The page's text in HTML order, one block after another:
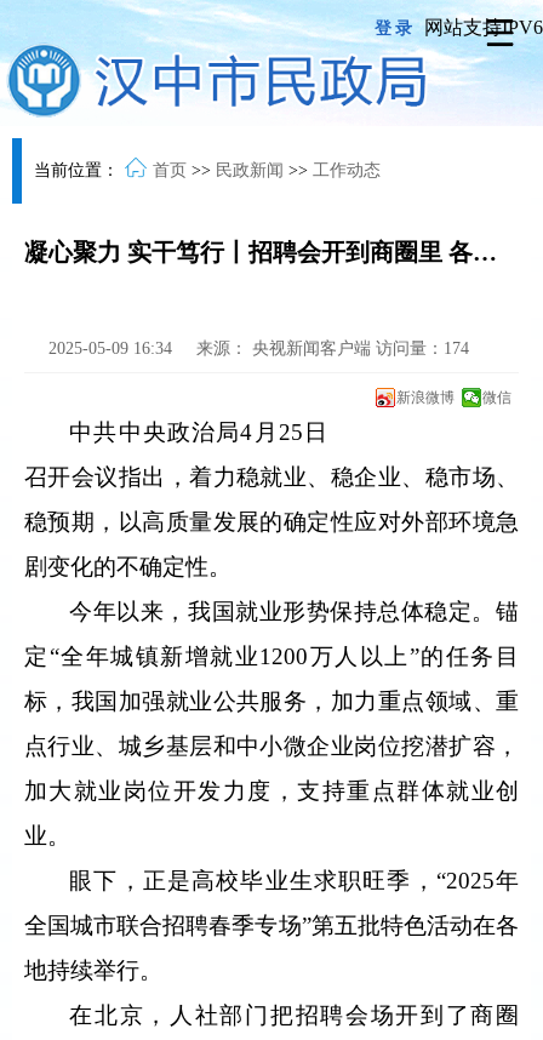
登录 网站支持IPV6
当前位置： 首页 >> 民政新闻 >> 工作动态
凝心聚力 实干笃行丨招聘会开到商圈里 各地多措并举稳岗扩岗
2025-05-09 16:34 来源： 央视新闻客户端 访问量： 174
新浪微博 微信
中共中央政治局4月25日
召开会议指出，着力稳就业、稳企业、稳市场、
稳预期，以高质量发展的确定性应对外部环境急
剧变化的不确定性。
今年以来，我国就业形势保持总体稳定。锚
定“全年城镇新增就业1200万人以上”的任务目
标，我国加强就业公共服务，加力重点领域、重
点行业、城乡基层和中小微企业岗位挖潜扩容，
加大就业岗位开发力度，支持重点群体就业创
业。
眼下，正是高校毕业生求职旺季，“2025年
全国城市联合招聘春季专场”第五批特色活动在各
地持续举行。
在北京，人社部门把招聘会场开到了商圈